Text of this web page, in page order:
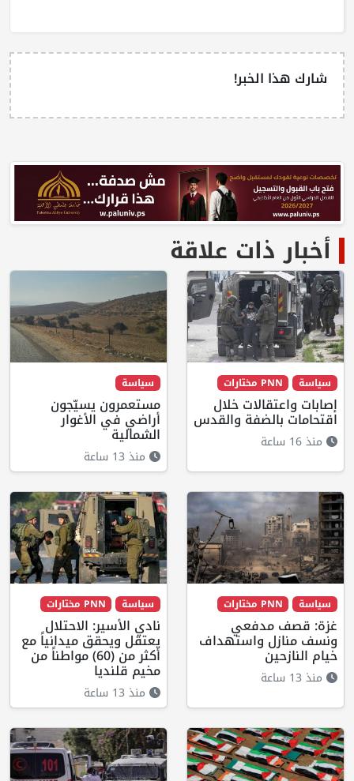
شارك هذا الخبر!
أخبار ذات علاقة
سياسة PNN مختارات
إصابات واعتقالات خلال
اقتحامات بالضفة والقدس
منذ 16 ساعة
سياسة
مستعمرون يسيّجون
أراضي في الأغوار
الشمالية
منذ 13 ساعة
سياسة PNN مختارات
غزة: قصف مدفعي
ونسف منازل واستهداف
خيام النازحين
منذ 13 ساعة
سياسة PNN مختارات
نادي الأسير: الاحتلال
يعتقل ويحقق ميدانياً مع
أكثر من (60) مواطناً من
مخيم قلنديا
منذ 13 ساعة